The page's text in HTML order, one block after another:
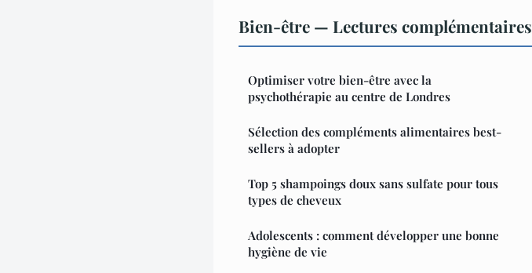
Bien-être — Lectures complémentaires
Optimiser votre bien-être avec la
psychothérapie au centre de Londres
Sélection des compléments alimentaires best-
sellers à adopter
Top 5 shampoings doux sans sulfate pour tous
types de cheveux
Adolescents : comment développer une bonne
hygiène de vie